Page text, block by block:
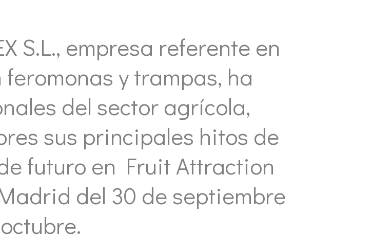
S.L., empresa referente en
y trampas, ha
del sector agrícola,
sus principales hitos de
futuro en Fruit Attraction
del 30 de septiembre